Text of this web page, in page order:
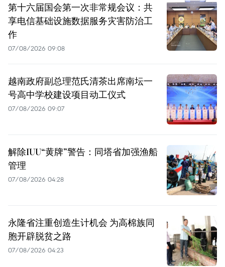
第十六届国会第一次非常规会议：共
享电信基础设施数据服务灾害防治工
作
07/08/2026 09:08
越南政府副总理范氏清茶出席南坛一
号高中学校建设项目动工仪式
07/08/2026 09:07
解除IUU“黄牌”警告：同塔省加强渔船
管理
07/08/2026 04:28
永隆省注重创造生计机会 为高棉族同
胞开辟脱贫之路
07/08/2026 04:23